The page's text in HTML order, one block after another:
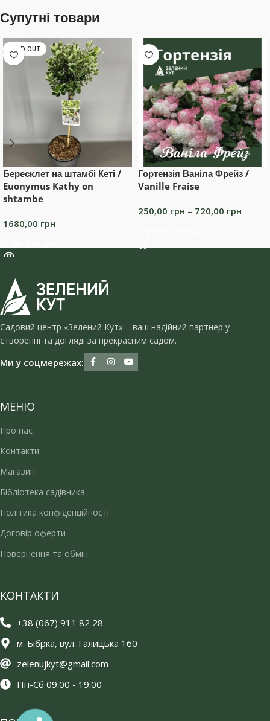
Супутні товари
SOLD OUT
Бересклет на штамбі Кеті /
Euonymus Kathy on
shtambe
1680,00 грн
Гортензія Ваніла Фрейз /
Vanille Fraise
250,00 грн – 720,00 грн
Садовий центр «Зелений Кут» – ваш надійний партнер у
створенні та догляді за прекрасним садом.
Ми у соцмережах:
МЕНЮ
Про нас
Контакти
Магазин
Бібліотека садівника
Політика конфіденційності
Договір оферти
Повернення та обмін
КОНТАКТИ
+38 (067) 911 82 28
м. Бібрка, вул. Галицька 160
zelenujkyt@gmail.com
Пн-Сб 09:00 - 19:00